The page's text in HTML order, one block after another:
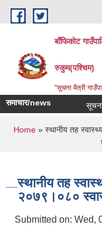
Skip to main content
बाँफिकोट
रुकुम(पश्चिम)
"सूचना मैत्री
समाचार/news सूचना
You are
Home» स्थानीय तह
स्थानीय तह
२०७९।०८०
Submitted on: Wed,